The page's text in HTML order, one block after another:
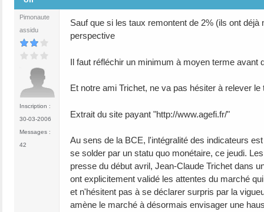
Pimonaute
assidu
Inscription :
30-03-2006
Messages :
42
Sauf que si les taux remontent de 2% (ils ont
perspective
Il faut réfléchir un minimum à moyen terme avant
Et notre ami Trichet, ne va pas hésiter à relever
Extrait du site payant "http://www.agefi.fr/"
Au sens de la BCE, l'intégralité des indicateurs
se solder par un statu quo monétaire, ce jeudi.
presse du début avril, Jean-Claude Trichet dans
ont explicitement validé les attentes du marché
et n'hésitent pas à se déclarer surpris par la
amène le marché à désormais envisager une